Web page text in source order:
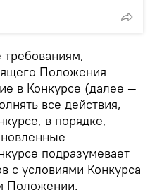
Положения
в Конкурсе (далее —
все действия,
в порядке,
подразумевает
с условиями Конкурса
Положении.